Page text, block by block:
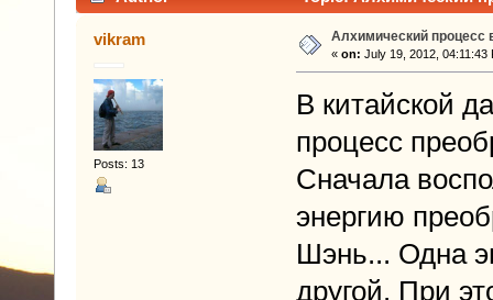
vikram
Posts: 13
Алхимический процесс
« on: July 19, 2012, 04:11:43
В китайской
процесс
Сначала
энергию
Шэнь... Одна
другой. При